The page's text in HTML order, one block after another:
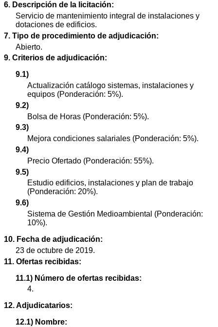
6. Descripción de la licitación:
Servicio de mantenimiento integral de instalaciones y
dotaciones de edificios.
7. Tipo de procedimiento de adjudicación:
Abierto.
9. Criterios de adjudicación:
9.1)
Actualización catálogo sistemas, instalaciones y
equipos (Ponderación: 5%).
9.2)
Bolsa de Horas (Ponderación: 5%).
9.3)
Mejora condiciones salariales (Ponderación: 5%).
9.4)
Precio Ofertado (Ponderación: 55%).
9.5)
Estudio edificios, instalaciones y plan de trabajo
(Ponderación: 20%).
9.6)
Sistema de Gestión Medioambiental (Ponderación:
10%).
10. Fecha de adjudicación:
23 de octubre de 2019.
11. Ofertas recibidas:
11.1) Número de ofertas recibidas:
4.
12. Adjudicatarios:
12.1) Nombre: